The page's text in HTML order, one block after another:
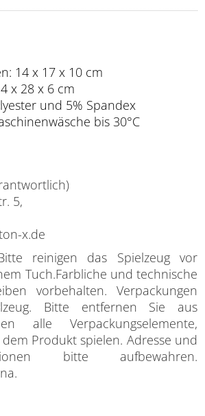
14 x 17 x 10 cm
x 28 x 6 cm
und 5% Spandex
bis 30°C
5,
x.de
reinigen das Spielzeug vor
Tuch.Farbliche und technische
vorbehalten. Verpackungen
Bitte entfernen Sie aus
alle Verpackungselemente,
Produkt spielen. Adresse und
bitte aufbewahren.